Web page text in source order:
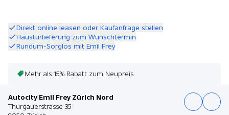
Direkt online leasen oder Kaufanfrage stellen
Haustürlieferung zum Wunschtermin
Rundum-Sorglos mit Emil Frey
Mehr als 15% Rabatt zum Neupreis
Autocity Emil Frey Zürich Nord
Thurgauerstrasse 35